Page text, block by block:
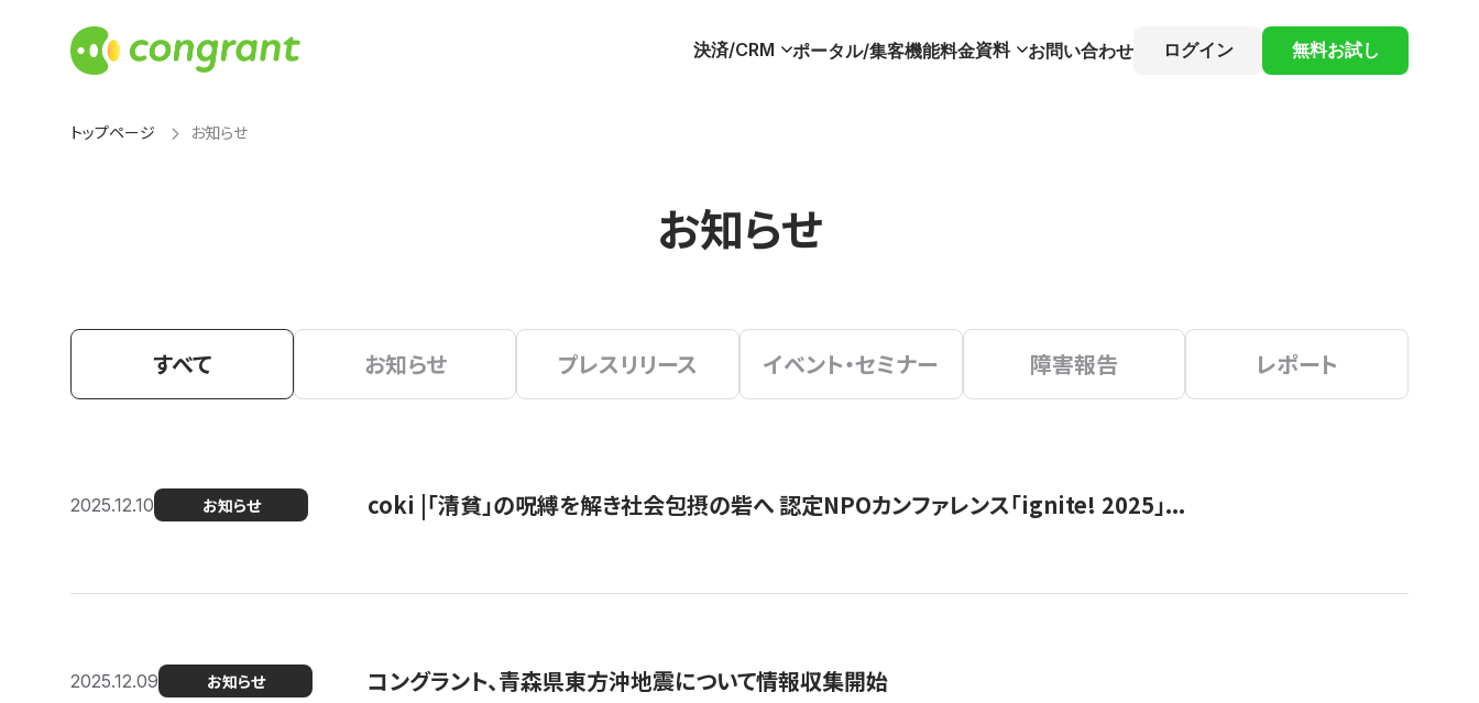
決済/CRM ポータル/集客機能料金資料 お問い合わせ ログイン 無料お試し
トップページ お知らせ
お知らせ
すべて お知らせ プレスリリース イベント・セミナー 障害報告 レポート
2025.12.10 お知らせ coki |「清貧」の呪縛を解き社会包摂の砦へ 認定NPOカンファレンス「ignite! 2025」...
2025.12.09 お知らせ コングラント、青森県東方沖地震について情報収集開始